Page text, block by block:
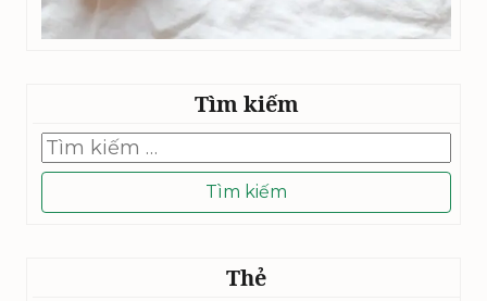
Tìm kiếm
Tìm
kiếm
cho:
Thẻ